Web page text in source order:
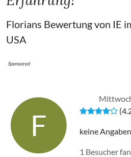
Florians Bewertung von IE
USA
Sponsored
F keine
1 Besucher